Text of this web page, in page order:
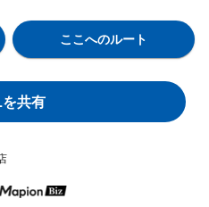
ここへのルート
共有